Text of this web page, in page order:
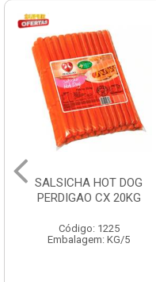
PERNIL SUINO C/OSSO
Código: 12301